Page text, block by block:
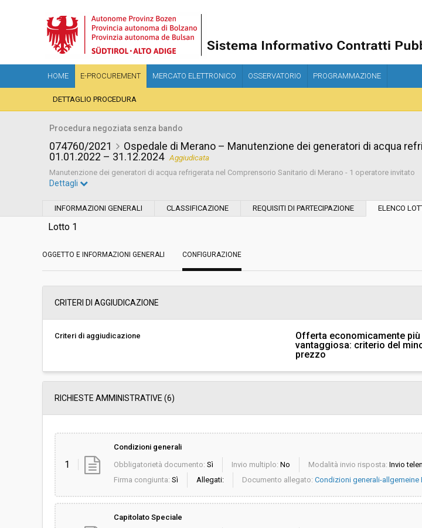
HOME E-PROCUREMENT MERCATO ELETTRONICO OSSERVATORIO PROGRAMMAZIONE
DETTAGLIO PROCEDURA
Procedura negoziata senza bando
074760/2021
Ospedale di Merano – Manutenzione dei generatori di acqua
01.01.2022 – 31.12.2024 Aggiudicata
Manutenzione dei generatori di acqua refrigerata nel Comprensorio Sanitario di Merano - 1 operatore invitato
Tipo di contratto:
Data pubblicazione: 21/12/2021 13:09
Svolgimento: Gara in busta chiusa
Dettagli
INFORMAZIONI GENERALI CLASSIFICAZIONE REQUISITI DI PARTECIPAZIONE ELENCO
Lotto 1
OGGETTO E INFORMAZIONI GENERALI CONFIGURAZIONE
CRITERI DI AGGIUDICAZIONE
Criteri di aggiudicazione
Offerta economicamente più
vantaggiosa: criterio del
prezzo
RICHIESTE AMMINISTRATIVE (6)
1
Condizioni generali
Obbligatorietà documento: Sì Invio multiplo: No Modalità invio risposta: Invio
Firma congiunta: Sì Allegati: Documento allegato: Condizioni generali-
Capitolato Speciale